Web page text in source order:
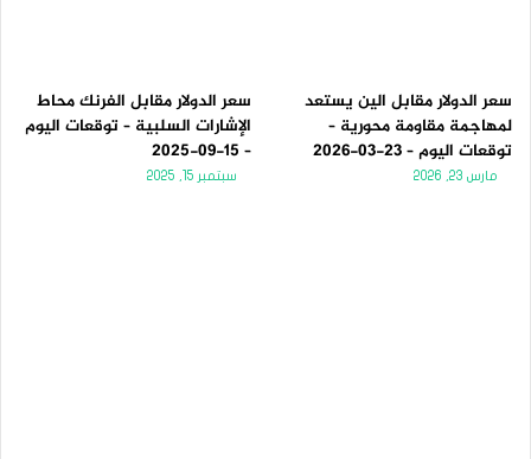
سعر الدولار مقابل الين يستعد
لمهاجمة مقاومة محورية –
توقعات اليوم – 23-03-2026
مارس 23, 2026
سعر الدولار مقابل الفرنك محاط
الإشارات السلبية – توقعات اليوم
– 15-09-2025
سبتمبر 15, 2025